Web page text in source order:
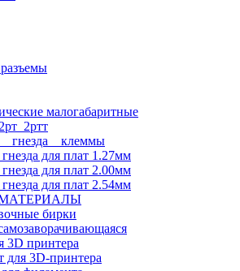
малогабаритные
гнезда _ клеммы
для плат 1.27мм
для плат 2.00мм
для плат 2.54мм
бирки
3D принтера
для 3D-принтера